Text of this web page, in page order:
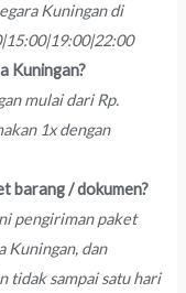
Kuningan di
Kuningan?
mulai dari Rp.
1x dengan
barang / dokumen?
pengiriman paket
Kuningan, dan
tidak sampai satu hari